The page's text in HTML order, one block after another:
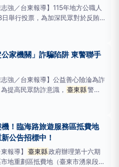
志強／台東報導】115年地方公職人
日舉行投票，為加深民眾對於反賄
落實拒絕賄選及勇於檢舉不法的理
臺東地方檢察署於15日結合
，吸引民眾目光，達到反賄選宣導
關」詐騙陷阱 東警聯手
志強／台東報導】公益善心險淪為詐
提高民眾防詐意識， 臺東縣警察
副縣長主持打詐記者會，警察局副
場陪同，深入拆解針對公家機關、
騙的臺東縣衛生局同仁現身說
！臨海路旅遊服務區抵費地
公告招標中！
報導】 臺東縣政府辦理第十六期
地重劃區抵費地（臺東市湧泉段